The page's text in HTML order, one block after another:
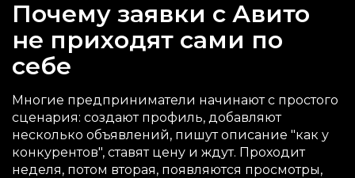
Почему заявки с Авито
не приходят сами по
себе
Многие предприниматели начинают с простого
сценария: создают профиль, добавляют
несколько объявлений, пишут описание "как у
конкурентов", ставят цену и ждут. Проходит
неделя, потом вторая, появляются просмотры,